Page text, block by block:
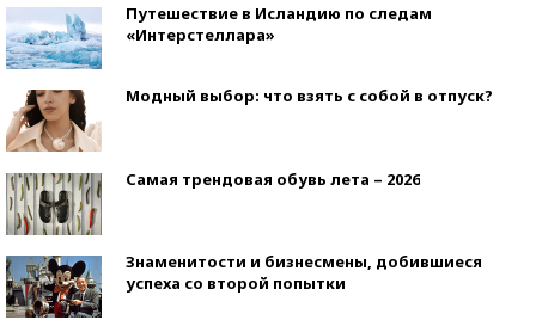
Путешествие в Исландию по следам
«Интерстеллара»
Модный выбор: что взять с собой в отпуск?
Самая трендовая обувь лета – 2026
Знаменитости и бизнесмены, добившиеся
успеха со второй попытки